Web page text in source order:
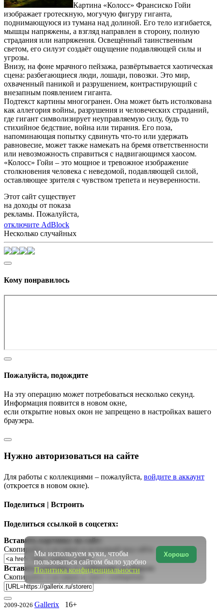
Картина «Колосс» Франсиско Гойи
изображает гротескную, могучую фигуру гиганта,
поднимающуюся из тумана над долиной. Его тело изгибается,
мышцы напряжены, а взгляд направлен в сторону, полную
страдания или напряжения. Освещённый таинственным
светом, его силуэт создаёт ощущение подавляющей силы и
угрозы.
Внизу, на фоне мрачного пейзажа, развёртывается хаотическая
сцена: разбегающиеся люди, лошади, повозки. Это мир,
охваченный паникой и разрушением, контрастирующий с
внезапным появлением гиганта.
Подтекст картины многогранен. Она может быть истолкована
как аллегория войны, разрушения и человеческих страданий,
где гигант символизирует неуправляемую силу, будь то
стихийное бедствие, война или тирания. Его поза,
напоминающая попытку сдвинуть что-то или удержать
равновесие, может также намекать на бремя ответственности
или невозможность справиться с надвигающимся хаосом.
«Колосс» Гойи – это мощное и тревожное изображение
столкновения человека с неведомой, подавляющей силой,
оставляющее зрителя с чувством трепета и неуверенности.
Этот сайт существует
на доходы от показа
рекламы. Пожалуйста,
отключите AdBlock
Несколько случайных
Кому понравилось
Пожалуйста, подождите
На эту операцию может потребоваться несколько секунд.
Информация появится в новом окне,
если открытие новых окон не запрещено в настройках вашего
браузера.
Нужно авторизоваться на сайте
Для работы с коллекциями – пожалуйста, войдите в аккаунт
(откроется в новом окне).
Поделиться | Встроить
Поделиться ссылкой в соцсетях:
Вставить картинку на сайт:
Скопируйте и вставьте в исходный код сайта
Вставить картинку в сообщение на форум:
Скопируйте и вставьте в текст сообщения
2009-2026 Gallerix 16+
Хорошо
Мы используем куки, чтобы
пользоваться сайтом было удобно
Политика конфиденциальности